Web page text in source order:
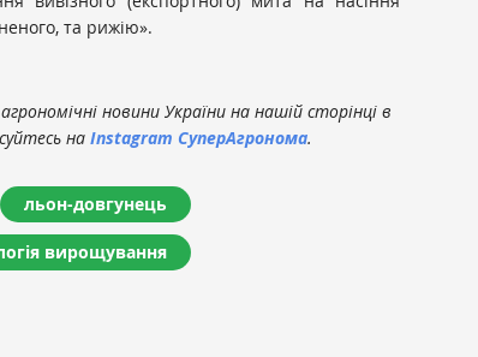
та рижію».
новини України на нашій сторінці в
на Instagram СуперАгронома.
льон-довгунець
вирощування